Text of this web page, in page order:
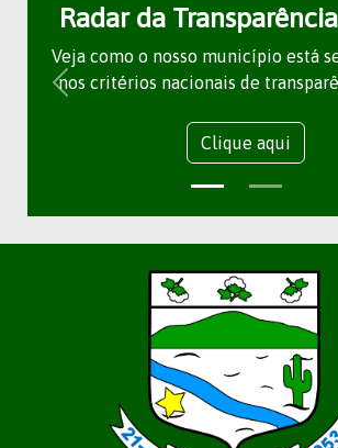
Radar da
Veja como o nosso município está
nos critérios nacionais de
Clique aqui